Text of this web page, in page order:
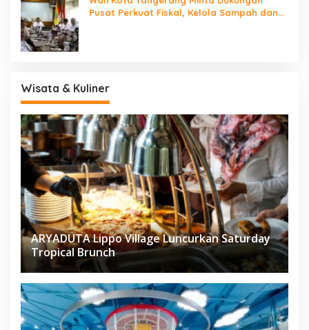
Pusat Perkuat Fiskal, Kelola Sampah dan
Wisata & Kuliner
ARYADUTA Lippo Village Luncurkan Saturday
Tropical Brunch